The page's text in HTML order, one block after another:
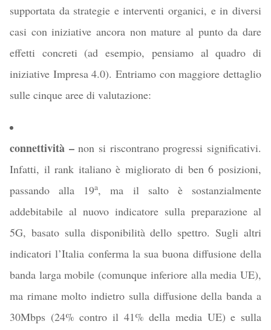
supportata da strategie e interventi organici, e in diversi
casi con iniziative ancora non mature al punto da dare
effetti concreti (ad esempio, pensiamo al quadro di
iniziative Impresa 4.0). Entriamo con maggiore dettaglio
sulle cinque aree di valutazione:
connettività –non si riscontrano progressi significativi.
Infatti, il rank italiano è migliorato di ben 6 posizioni,
passando alla 19a, ma il salto è sostanzialmente
addebitabile al nuovo indicatore sulla preparazione al
5G, basato sulla disponibilità dello spettro. Sugli altri
indicatori l’Italia conferma la sua buona diffusione della
banda larga mobile (comunque inferiore alla media UE),
ma rimane molto indietro sulla diffusione della banda a
30Mbps (24% contro il 41% della media UE) e sulla